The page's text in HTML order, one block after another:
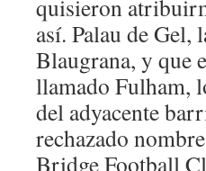
quisieron
así. Palau de Gel,
Blaugrana, y que
llamado Fulham,
del adyacente
rechazado
Bridge Football